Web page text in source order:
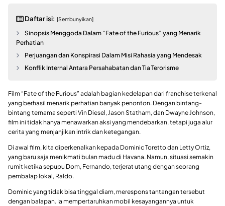
Daftar isi: [Sembunyikan]
Sinopsis Menggoda Dalam “Fate of the Furious” yang Menarik
Perhatian
Perjuangan dan Konspirasi Dalam Misi Rahasia yang Mendesak
Konflik Internal Antara Persahabatan dan Tia Terorisme
Film “Fate of the Furious” adalah bagian kedelapan dari franchise terkenal
yang berhasil menarik perhatian banyak penonton. Dengan bintang-
bintang ternama seperti Vin Diesel, Jason Statham, dan Dwayne Johnson,
film ini tidak hanya menawarkan aksi yang mendebarkan, tetapi juga alur
cerita yang menjanjikan intrik dan ketegangan.
Di awal film, kita diperkenalkan kepada Dominic Toretto dan Letty Ortiz,
yang baru saja menikmati bulan madu di Havana. Namun, situasi semakin
rumit ketika sepupu Dom, Fernando, terjerat utang dengan seorang
pembalap lokal, Raldo.
Dominic yang tidak bisa tinggal diam, merespons tantangan tersebut
dengan balapan. Ia mempertaruhkan mobil kesayangannya untuk